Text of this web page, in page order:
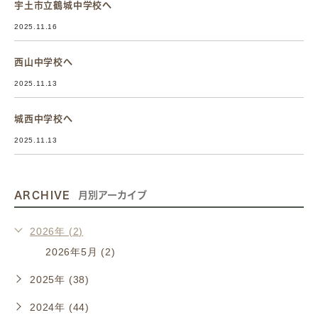
宇土市立鶴城中学校へ
2025.11.16
西山中学校へ
2025.11.13
城西中学校へ
2025.11.13
ARCHIVE 月別アーカイブ
2026年 (2)
2026年5月 (2)
2025年 (38)
2024年 (44)